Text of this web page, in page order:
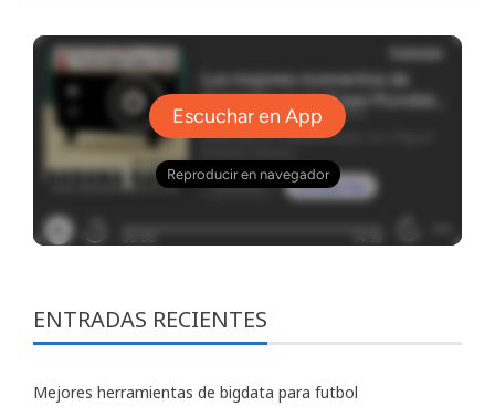
ENTRADAS RECIENTES
Mejores herramientas de bigdata para futbol